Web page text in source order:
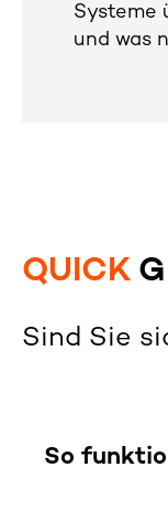
Systeme
und was
QUICK
Sind Sie
So